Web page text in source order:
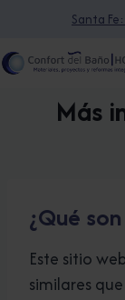
contenido
Santa
Más
¿Qué
Este sitio
similares